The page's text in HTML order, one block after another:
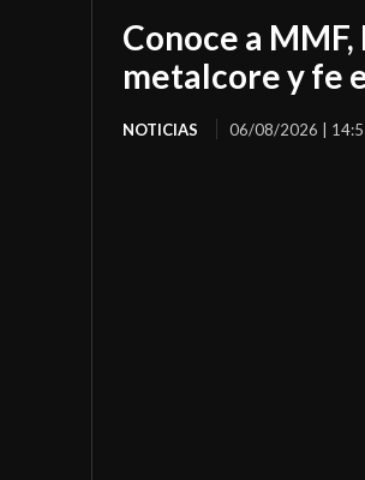
Conoce a
metalcore y fe
NOTICIAS 06/08/2026 |